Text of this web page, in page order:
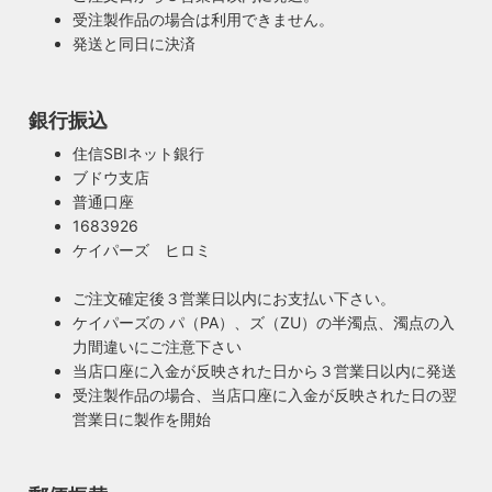
暮らしを照らす名脇役・こだわりのヴィンテー
ジスタイル
照明は暮らしの名脇役！メインのスーツが良いのに、靴や時
がダサいだけでせっかくの良い建築やインテリアも台無しで
す。ハイロミドットコムがこだわるのは、旧き良きアメリカ
のインテリアや工業製品の重厚感やゴージャスさ。それでい
て飽きの来ない無垢さや素朴さを追求したヴィンテージスタ
イルでの提案にこだわっています。
◆もっと詳しく見る
安心のPSE適合照明・電気用品安全法の遵守
ハイロミドットコムで販売する照明は１点残らずPSE検査に
合格した照明です。製造後や出荷前に検査を行うため、当店
のオリジナル照明はもちろん、アンティークやヴィンテージ
して近畿経済産業局へ特定電気用品以外の電気用品の製造事
業者として届出を行っております。
受注製作品の場合は利用できません。
発送と同日に決済
銀行振込
住信SBIネット銀行
ブドウ支店
普通口座
1683926
ケイパーズ ヒロミ
ご注文確定後３営業日以内にお支払い下さい。
ケイパーズの パ（PA）、ズ（ZU）の半濁点、濁点の入
力間違いにご注意下さい
当店口座に入金が反映された日から３営業日以内に発送
受注製作品の場合、当店口座に入金が反映された日の翌
営業日に製作を開始